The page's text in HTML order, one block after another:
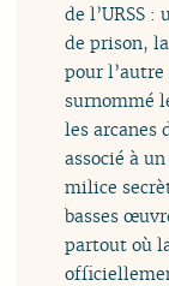
de l’URSS
de prison,
pour
surnommé
les arcanes
associé à
milice
basses
partout où